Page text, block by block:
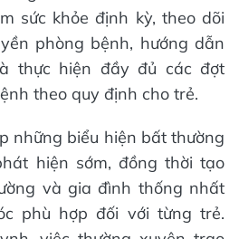
sức khỏe định kỳ, theo dõi
phòng bệnh, hướng dẫn
thực hiện đầy đủ các đợt
theo quy định cho trẻ.
những biểu hiện bất thường
hiện sớm, đồng thời tạo
và gia đình thống nhất
phù hợp đối với từng trẻ.